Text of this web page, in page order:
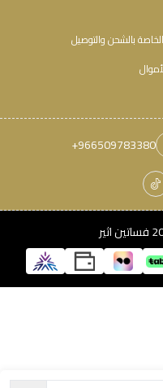
بالشحن والتوصيل
+966509783380
فساتين اثير